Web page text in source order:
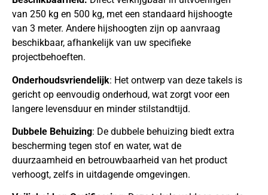
van 250 kg en 500 kg, met een standaard hijshoogte
van 3 meter. Andere hijshoogten zijn op aanvraag
beschikbaar, afhankelijk van uw specifieke
projectbehoeften.
Onderhoudsvriendelijk: Het ontwerp van deze takels is
gericht op eenvoudig onderhoud, wat zorgt voor een
langere levensduur en minder stilstandtijd.
Dubbele Behuizing: De dubbele behuizing biedt extra
bescherming tegen stof en water, wat de
duurzaamheid en betrouwbaarheid van het product
verhoogt, zelfs in uitdagende omgevingen.